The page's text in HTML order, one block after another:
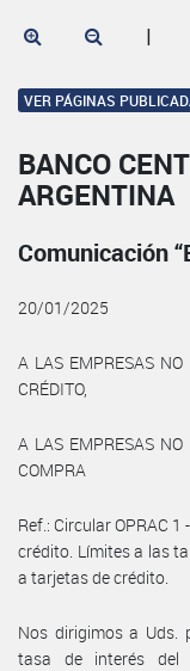
|
VER PÁGINAS
BANCO
ARGENTINA
Comunicación
20/01/2025
A LAS EMPRESAS NO
CRÉDITO,
A LAS EMPRESAS NO
COMPRA
Ref.: Circular OPRAC
crédito. Límites a las
a tarjetas de crédito.
Nos dirigimos a Uds.
tasa de interés del